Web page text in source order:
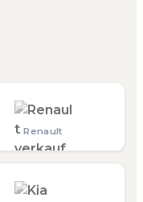
Renault